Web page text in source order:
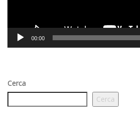
00:00
Cerca
Cerca